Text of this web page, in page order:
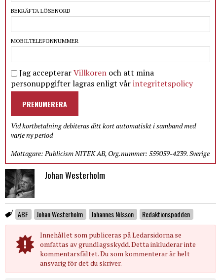
BEKRÄFTA LÖSENORD
MOBILTELEFONNUMMER
Jag accepterarVillkoren och att mina
personuppgifter lagras enligt vårintegritetspolicy
PRENUMERERA
Vid kortbetalning debiteras ditt kort automatiskt i samband med
varje ny period
Mottagare: Publicism NITEK AB, Org.nummer: 559059-4239. Sverige
Johan Westerholm
ABF Johan Westerholm Johannes Nilsson Redaktionspodden
Innehållet som publiceras på Ledarsidorna.se
omfattas av grundlagsskydd. Detta inkluderar inte
kommentarsfältet. Du som kommenterar är helt
ansvarig för det du skriver.